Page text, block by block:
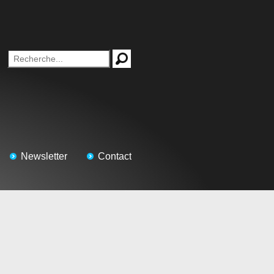
Newsletter Contact